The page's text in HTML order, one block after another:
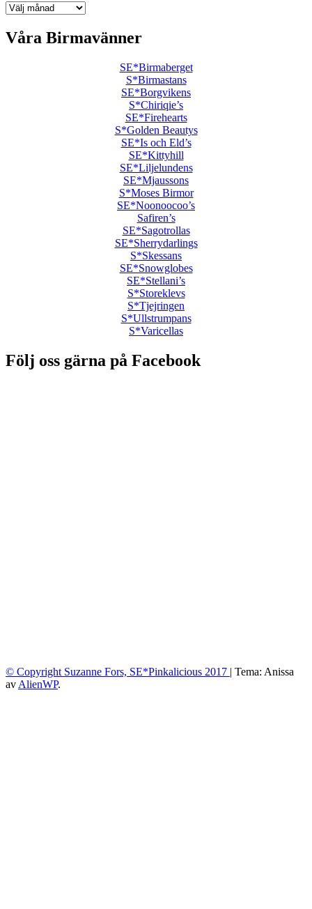
Arkiv
Våra Birmavänner
SE*Birmaberget
S*Birmastans
SE*Borgvikens
S*Chiriqie’s
SE*Firehearts
S*Golden Beautys
SE*Is och Eld’s
SE*Kittyhill
SE*Liljelundens
SE*Mjaussons
S*Moses Birmor
SE*Noonoocoo’s
Safiren’s
SE*Sagotrollas
SE*Sherrydarlings
S*Skessans
SE*Snowglobes
SE*Stellani’s
S*Storeklevs
S*Tjejringen
S*Ullstrumpans
S*Varicellas
Följ oss gärna på Facebook
© Copyright Suzanne Fors, SE*Pinkalicious 2017 | Tema: Anissa
av AlienWP.